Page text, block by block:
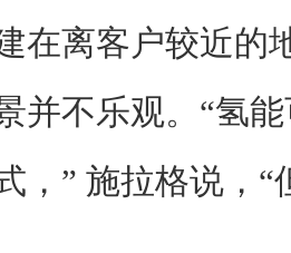
在离客户较近的
并不乐观。“氢
，” 施拉格说，